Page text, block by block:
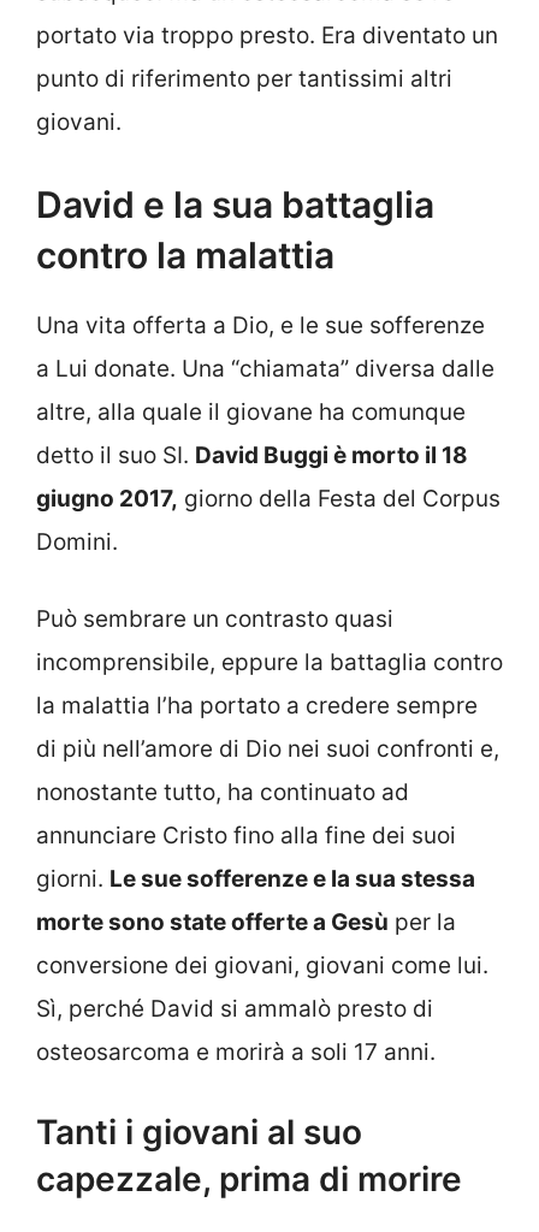
portato via troppo presto. Era diventato un
punto di riferimento per tantissimi altri
giovani.
David e la sua battaglia
contro la malattia
Una vita offerta a Dio, e le sue sofferenze
a Lui donate. Una “chiamata” diversa dalle
altre, alla quale il giovane ha comunque
detto il suo SI. David Buggi è morto il 18
giugno 2017, giorno della Festa del Corpus
Domini.
Può sembrare un contrasto quasi
incomprensibile, eppure la battaglia contro
la malattia l’ha portato a credere sempre
di più nell’amore di Dio nei suoi confronti e,
nonostante tutto, ha continuato ad
annunciare Cristo fino alla fine dei suoi
giorni. Le sue sofferenze e la sua stessa
morte sono state offerte a Gesù per la
conversione dei giovani, giovani come lui.
Sì, perché David si ammalò presto di
osteosarcoma e morirà a soli 17 anni.
Tanti i giovani al suo
capezzale, prima di morire